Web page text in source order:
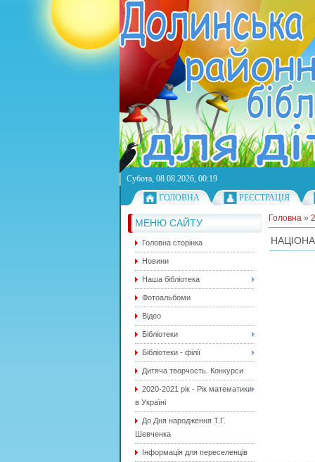
Субота, 08.08.2026, 00:19
ГОЛОВНА
РЕЄСТРАЦІЯ
МЕНЮ САЙТУ
Головна сторінка
Новини
Наша бібліотека
Фотоальбоми
Відео
Бібліотеки
Бібліотеки - філії
Дитяча творчость. Конкурси
2020-2021 рік - Рік математики
в Україні
До Дня народження Т.Г.
Шевченка
Інформація для переселенців
Головна »